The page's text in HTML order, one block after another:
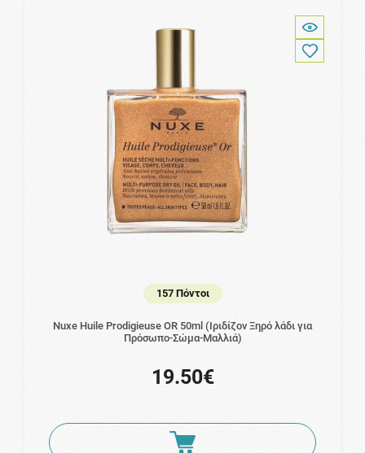
157 Πόντοι
Nuxe Huile Prodigieuse OR 50ml (Ιριδίζον Ξηρό λάδι για
Πρόσωπο-Σώμα-Μαλλιά)
19.50€